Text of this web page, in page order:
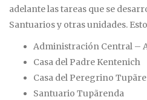
adelante las tareas que se
Santuarios y otras unidades.
Administración Central –
Casa del Padre Kentenich
Casa del Peregrino
Santuario Tupãrenda